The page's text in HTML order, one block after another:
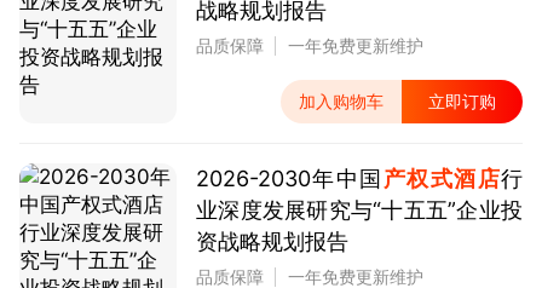
战略规划报告
品质保障 一年免费更新维护
加入购物车 立即订购
2026-2030年中国 产权式酒店行
业深度发展研究与“十五五”企业投
资战略规划报告
品质保障 一年免费更新维护